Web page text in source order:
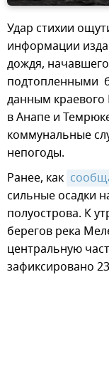
Удар стихии
информации
дождя,
подтопленными
данным
в Анапе и
коммунальные
непогоды.
Ранее, как
сильные осадки
полуострова. К
берегов река
центральную
зафиксировано